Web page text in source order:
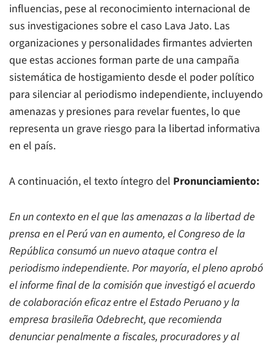
influencias, pese al reconocimiento internacional de
sus investigaciones sobre el caso Lava Jato. Las
organizaciones y personalidades firmantes advierten
que estas acciones forman parte de una campaña
sistemática de hostigamiento desde el poder político
para silenciar al periodismo independiente, incluyendo
amenazas y presiones para revelar fuentes, lo que
representa un grave riesgo para la libertad informativa
en el país.
A continuación, el texto íntegro del Pronunciamiento:
En un contexto en el que las amenazas a la libertad de
prensa en el Perú van en aumento, el Congreso de la
República consumó un nuevo ataque contra el
periodismo independiente. Por mayoría, el pleno aprobó
el informe final de la comisión que investigó el acuerdo
de colaboración eficaz entre el Estado Peruano y la
empresa brasileña Odebrecht, que recomienda
denunciar penalmente a fiscales, procuradores y al